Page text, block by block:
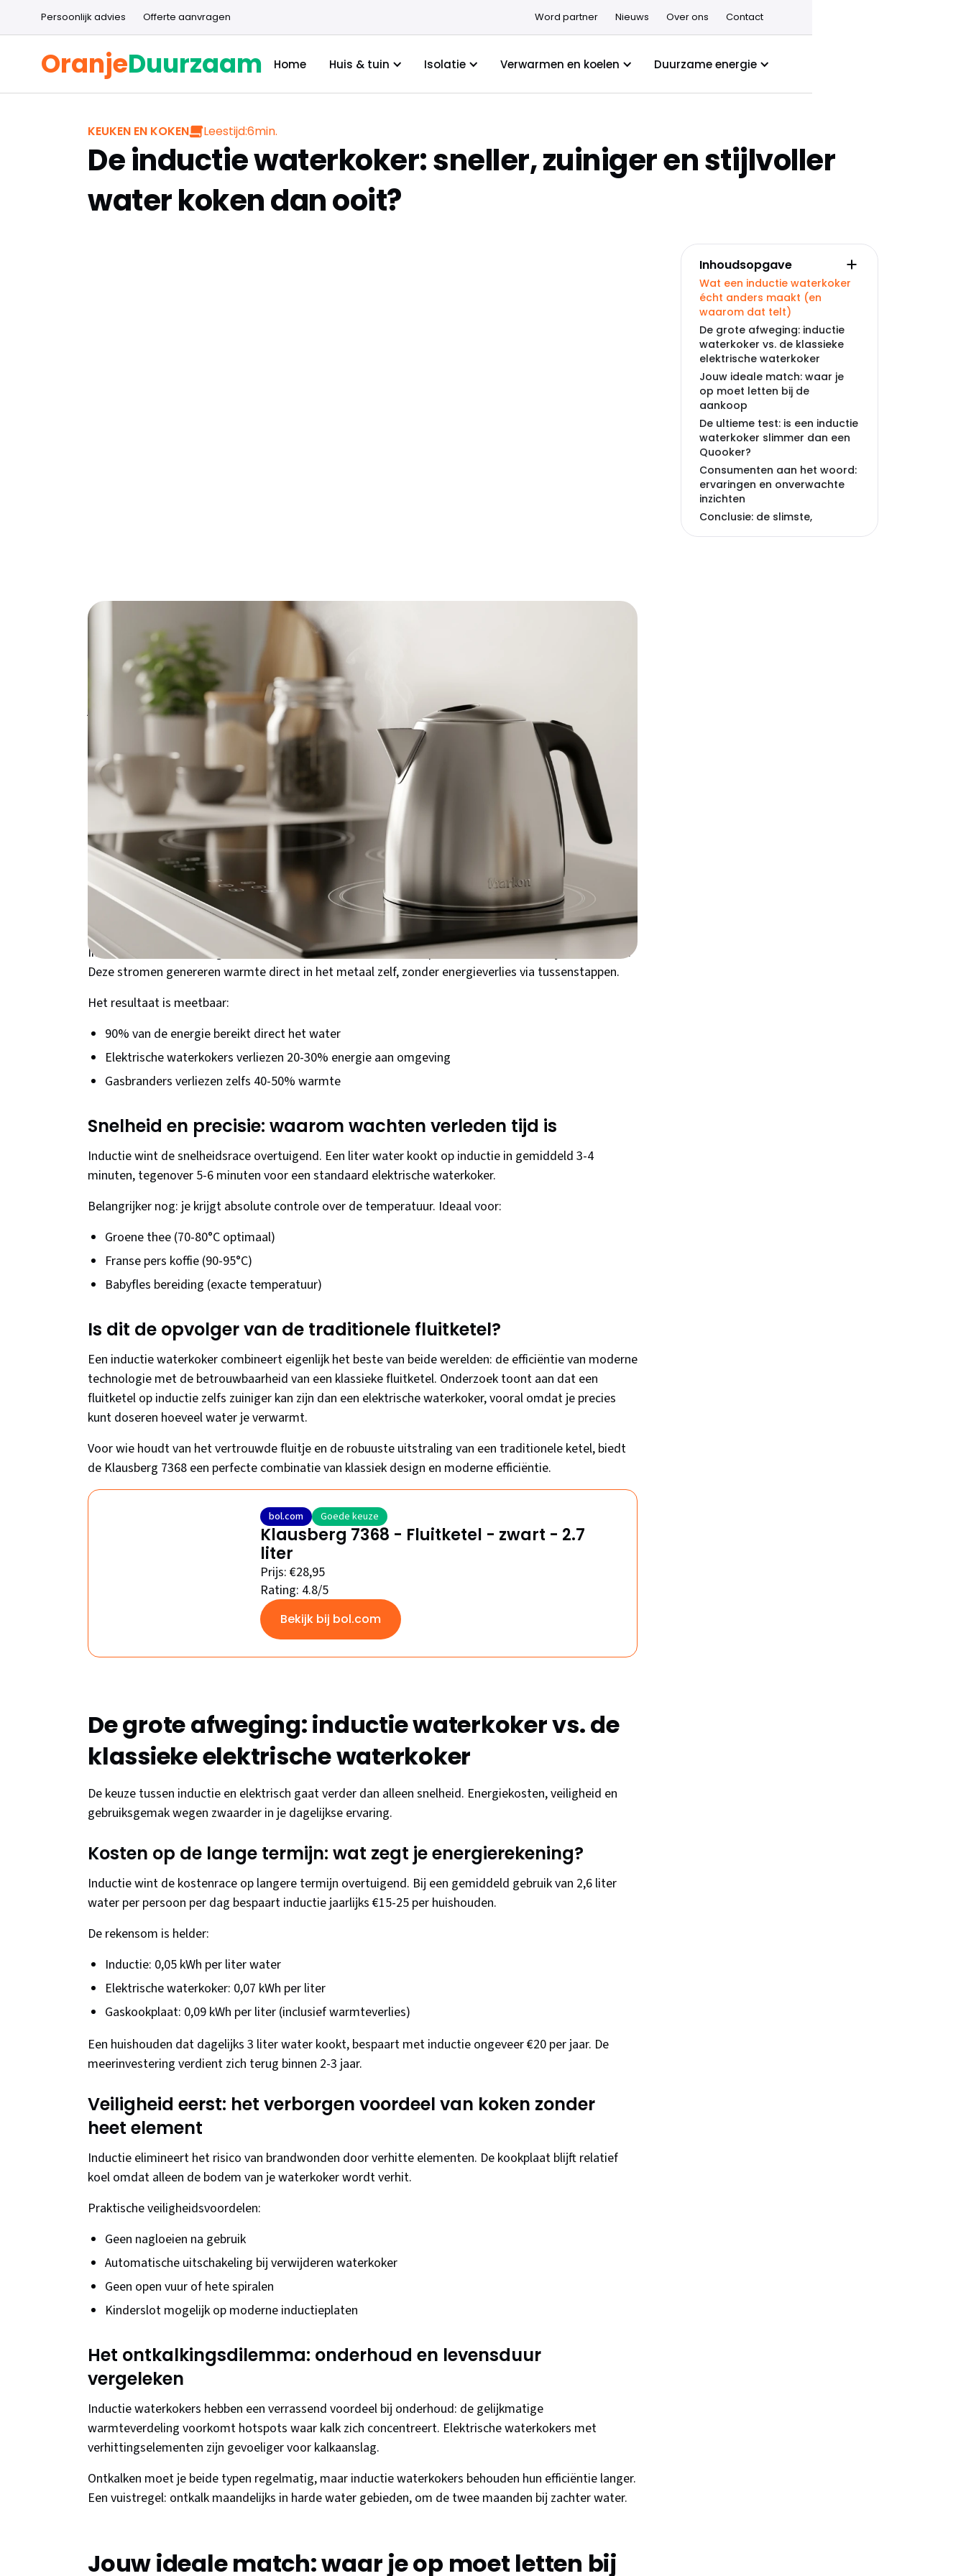
Persoonlijk advies Offerte aanvragen Word partner Nieuws Over ons Contact
OranjeDuurzaam Home Huis & tuin Isolatie Verwarmen en koelen Duurzame energie
KEUKEN EN KOKEN Leestijd:6min.
De inductie waterkoker: sneller, zuiniger en stijlvoller
water koken dan ooit?
Een inductie waterkoker combineert de precisie van inductietechnologie met de praktische voordelen
van een traditionele waterkoker. Maar rechtvaardigen de hogere aanschafkosten en specifieke
vereisten de investering? In deze grondige analyse ontdek je precies wanneer een inductie waterkoker
jouw energierekening verlaagt én je dagelijkse kookritueel verbetert.
Wat een inductie waterkoker écht anders
maakt (en waarom dat telt)
Een inductie waterkoker onderscheidt zich fundamenteel van conventionele modellen door zijn
verwarmingsmethode. Waar elektrische waterkokers werken met een verwarmingselement, gebruikt
een inductie waterkoker magnetische velden om direct de bodem van de ketel te verhitten.
De wetenschap in 60 seconden: hoe inductie-efficiëntie werkt
Inductie creëert een magnetisch veld dat elektrische stromen opwekt in de bodem van je waterkoker.
Deze stromen genereren warmte direct in het metaal zelf, zonder energieverlies via tussenstappen.
Het resultaat is meetbaar:
90% van de energie bereikt direct het water
Elektrische waterkokers verliezen 20-30% energie aan omgeving
Gasbranders verliezen zelfs 40-50% warmte
Snelheid en precisie: waarom wachten verleden tijd is
Inductie wint de snelheidsrace overtuigend. Een liter water kookt op inductie in gemiddeld 3-4
minuten, tegenover 5-6 minuten voor een standaard elektrische waterkoker.
Belangrijker nog: je krijgt absolute controle over de temperatuur. Ideaal voor:
Groene thee (70-80°C optimaal)
Franse pers koffie (90-95°C)
Babyfles bereiding (exacte temperatuur)
Is dit de opvolger van de traditionele fluitketel?
Een inductie waterkoker combineert eigenlijk het beste van beide werelden: de efficiëntie van moderne
technologie met de betrouwbaarheid van een klassieke fluitketel. Onderzoek toont aan dat een
fluitketel op inductie zelfs zuiniger kan zijn dan een elektrische waterkoker, vooral omdat je precies
kunt doseren hoeveel water je verwarmt.
Voor wie houdt van het vertrouwde fluitje en de robuuste uitstraling van een traditionele ketel, biedt
de Klausberg 7368 een perfecte combinatie van klassiek design en moderne efficiëntie.
bol.com Goede keuze
Klausberg 7368 - Fluitketel - zwart - 2.7
liter
Prijs: €28,95
Rating: 4.8/5
Bekijk bij bol.com
De grote afweging: inductie waterkoker vs. de
klassieke elektrische waterkoker
De keuze tussen inductie en elektrisch gaat verder dan alleen snelheid. Energiekosten, veiligheid en
gebruiksgemak wegen zwaarder in je dagelijkse ervaring.
Kosten op de lange termijn: wat zegt je energierekening?
Inductie wint de kostenrace op langere termijn overtuigend. Bij een gemiddeld gebruik van 2,6 liter
water per persoon per dag bespaart inductie jaarlijks €15-25 per huishouden.
De rekensom is helder:
Inductie: 0,05 kWh per liter water
Elektrische waterkoker: 0,07 kWh per liter
Gaskookplaat: 0,09 kWh per liter (inclusief warmteverlies)
Een huishouden dat dagelijks 3 liter water kookt, bespaart met inductie ongeveer €20 per jaar. De
meerinvestering verdient zich terug binnen 2-3 jaar.
Veiligheid eerst: het verborgen voordeel van koken zonder
heet element
Inductie elimineert het risico van brandwonden door verhitte elementen. De kookplaat blijft relatief
koel omdat alleen de bodem van je waterkoker wordt verhit.
Praktische veiligheidsvoordelen:
Geen nagloeien na gebruik
Automatische uitschakeling bij verwijderen waterkoker
Geen open vuur of hete spiralen
Kinderslot mogelijk op moderne inductieplaten
Het ontkalkingsdilemma: onderhoud en levensduur
vergeleken
Inductie waterkokers hebben een verrassend voordeel bij onderhoud: de gelijkmatige
warmteverdeling voorkomt hotspots waar kalk zich concentreert. Elektrische waterkokers met
verhittingselementen zijn gevoeliger voor kalkaanslag.
Ontkalken moet je beide typen regelmatig, maar inductie waterkokers behouden hun efficiëntie langer.
Een vuistregel: ontkalk maandelijks in harde water gebieden, om de twee maanden bij zachter water.
Jouw ideale match: waar je op moet letten bij
Inhoudsopgave
Wat een inductie waterkoker
écht anders maakt (en
waarom dat telt)
De grote afweging: inductie
waterkoker vs. de klassieke
elektrische waterkoker
Jouw ideale match: waar je
op moet letten bij de
aankoop
De ultieme test: is een inductie
waterkoker slimmer dan een
Quooker?
Consumenten aan het woord:
ervaringen en onverwachte
inzichten
Conclusie: de slimste,